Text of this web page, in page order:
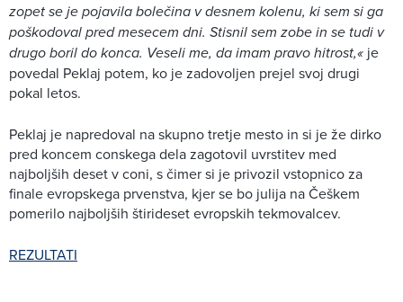
zopet se je pojavila bolečina v desnem kolenu, ki sem si ga
poškodoval pred mesecem dni. Stisnil sem zobe in se tudi v
drugo boril do konca. Veseli me, da imam pravo hitrost,« je
povedal Peklaj potem, ko je zadovoljen prejel svoj drugi
pokal letos.
Peklaj je napredoval na skupno tretje mesto in si je že dirko
pred koncem conskega dela zagotovil uvrstitev med
najboljših deset v coni, s čimer si je privozil vstopnico za
finale evropskega prvenstva, kjer se bo julija na Češkem
pomerilo najboljših štirideset evropskih tekmovalcev.
REZULTATI